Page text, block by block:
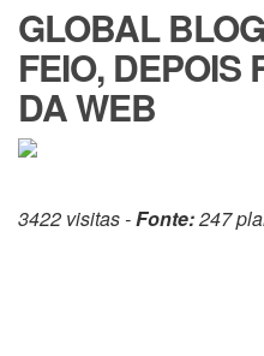
GLOBAL
FEIO, DEPOIS
DA WEB
3422 visitas -Fonte:247